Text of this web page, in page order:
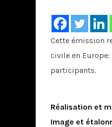
Cette émission
civile en Europe:
participants.
Réalisation et
Image et